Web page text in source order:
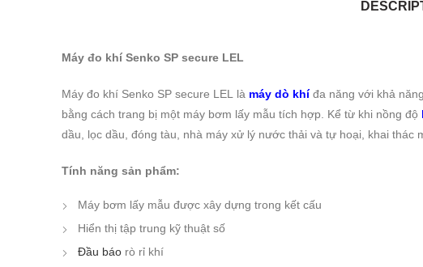
Máy đo khí Senko SP secure LEL
Máy đo khí Senko SP secure LEL là máy dò khíđa năng với khả
bằng cách trang bị một máy bơm lấy mẫu tích hợp. Kể từ khi nồng độ
dầu, lọc dầu, đóng tàu, nhà máy xử lý nước thải và tự hoại, khai thác
Tính năng sản phẩm:
Máy bơm lấy mẫu được xây dựng trong kết cấu
Hiển thị tập trung kỹ thuật số
Đầu báo rò rỉ khí